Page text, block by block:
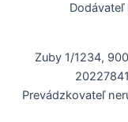
Dodávateľ
Zuby 1/1234,
Prevádzkovateľ